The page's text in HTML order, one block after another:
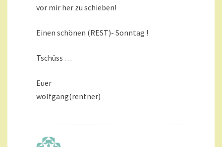
vor mir her zu schieben!
Einen schönen (REST)- Sonntag !
Tschüss . . .
Euer
wolfgang(rentner)